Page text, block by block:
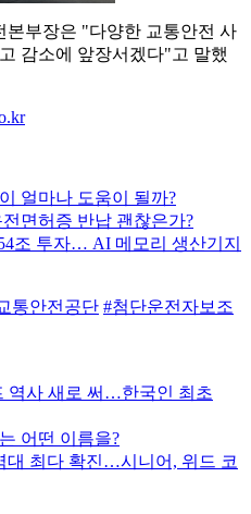
본부장은 "다양한 교통안전 사
감소에 앞장서겠다"고 말했
얼마나 도움이 될까?
면허증 반납 괜찮은가?
조 투자… AI 메모리 생산기지
통안전공단 #첨단운전자보조
역사 새로 써…한국인 최초
어떤 이름을?
대 최다 확진…시니어, 위드 코